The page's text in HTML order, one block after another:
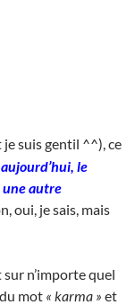
suis gentil ^^), ce
le
une autre
oui, je sais, mais
n’importe quel
mot « karma » et